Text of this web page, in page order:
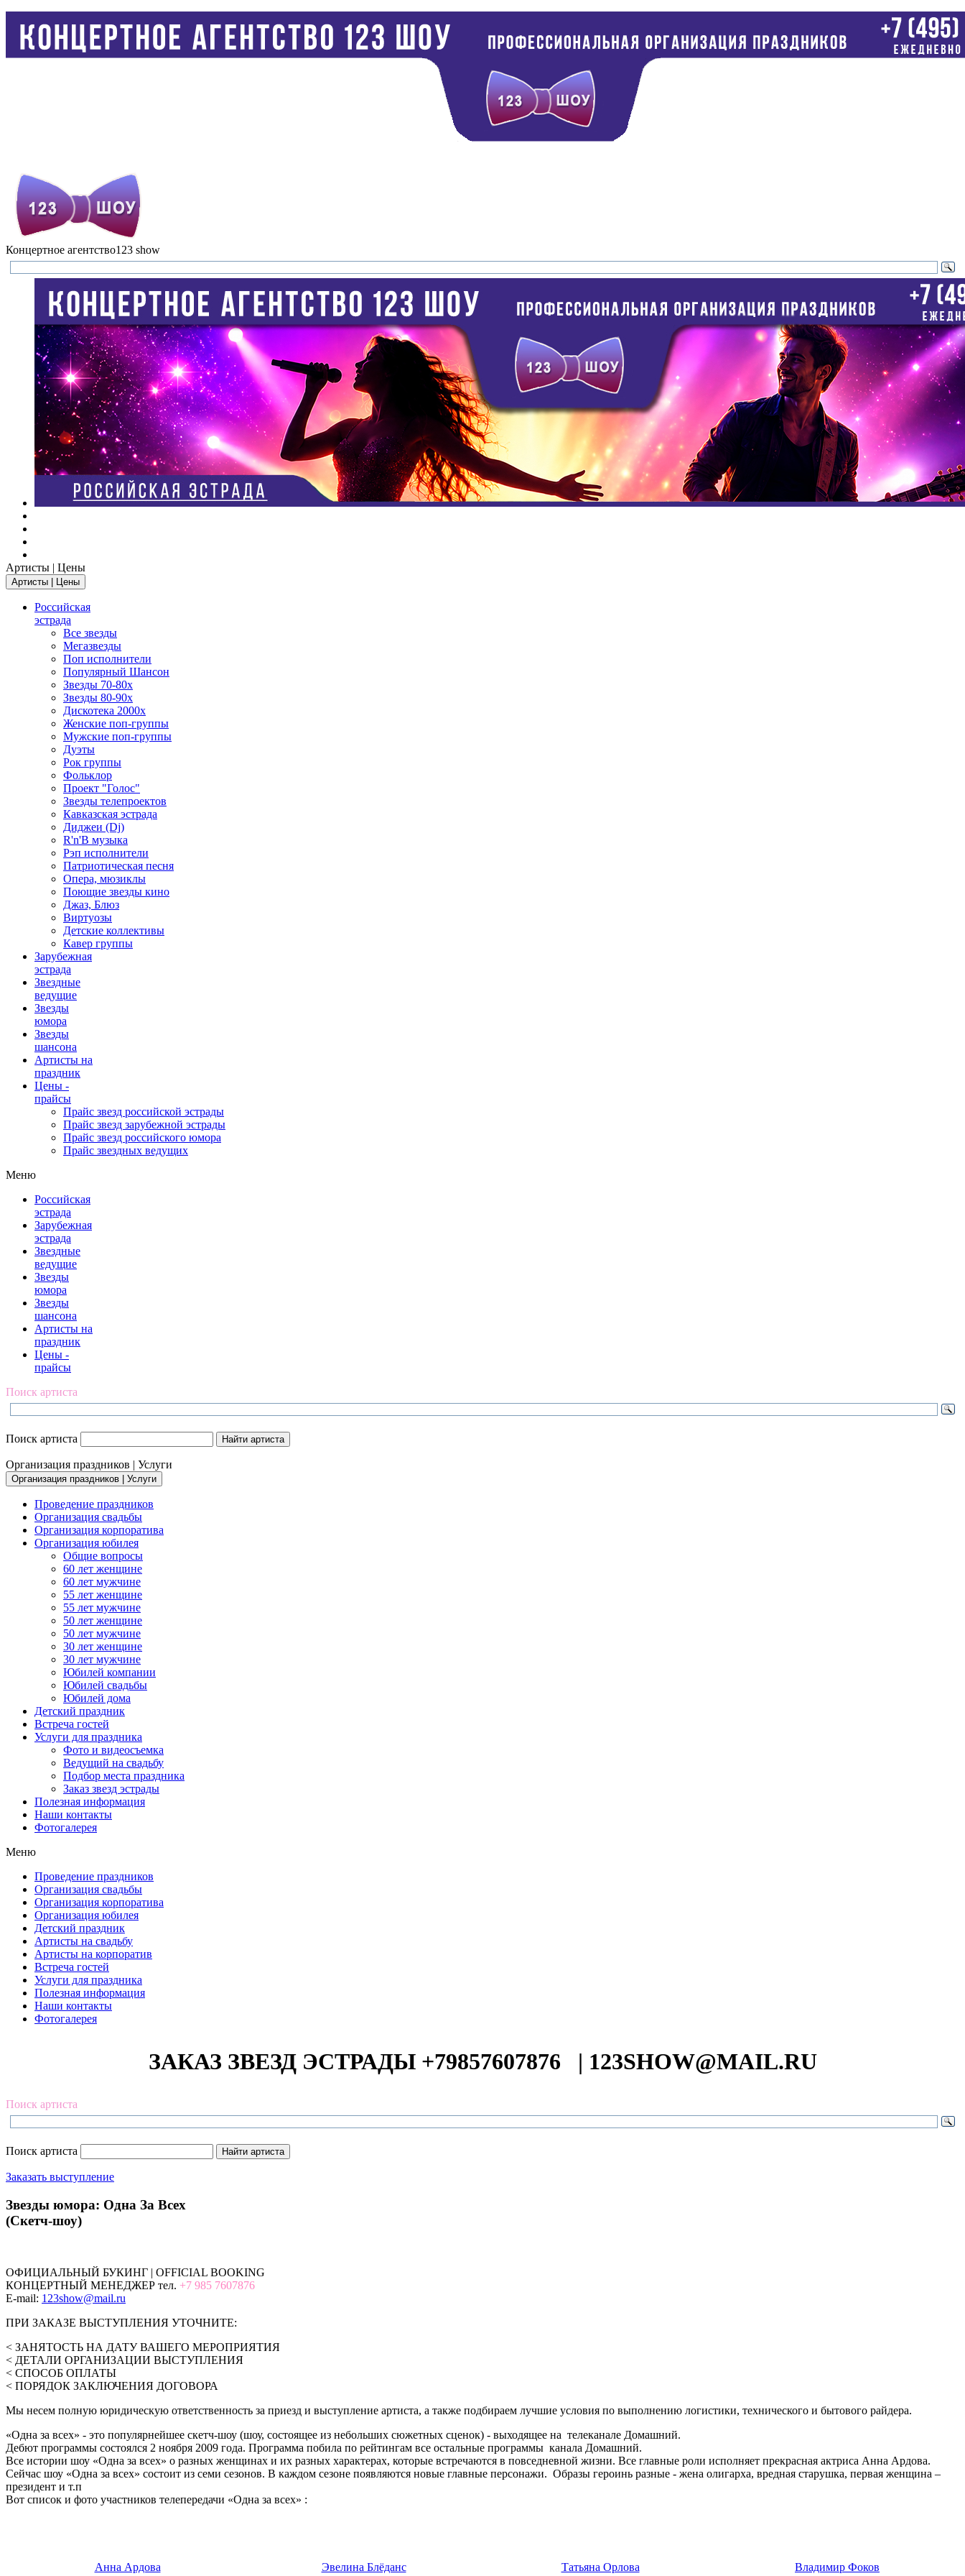
Концертное агентство123 show
Артисты | Цены
Артисты | Цены
Российская
эстрада
Все звезды
Мегазвезды
Поп исполнители
Популярный Шансон
Звезды 70-80х
Звезды 80-90х
Дискотека 2000х
Женские поп-группы
Мужские поп-группы
Дуэты
Рок группы
Фольклор
Проект "Голос"
Звезды телепроектов
Кавказская эстрада
Диджеи (Dj)
R'n'B музыка
Рэп исполнители
Патриотическая песня
Опера, мюзиклы
Поющие звезды кино
Джаз, Блюз
Виртуозы
Детские коллективы
Кавер группы
Зарубежная
эстрада
Звездные
ведущие
Звезды
юмора
Звезды
шансона
Артисты на
праздник
Цены -
прайсы
Прайс звезд российской эстрады
Прайс звезд зарубежной эстрады
Прайс звезд российского юмора
Прайс звездных ведущих
Меню
Российская
эстрада
Зарубежная
эстрада
Звездные
ведущие
Звезды
юмора
Звезды
шансона
Артисты на
праздник
Цены -
прайсы
Поиск артиста
Поиск артиста
Организация праздников | Услуги
Организация праздников | Услуги
Проведение праздников
Организация свадьбы
Организация корпоратива
Организация юбилея
Общие вопросы
60 лет женщине
60 лет мужчине
55 лет женщине
55 лет мужчине
50 лет женщине
50 лет мужчине
30 лет женщине
30 лет мужчине
Юбилей компании
Юбилей свадьбы
Юбилей дома
Детский праздник
Встреча гостей
Услуги для праздника
Фото и видеосъемка
Ведущий на свадьбу
Подбор места праздника
Заказ звезд эстрады
Полезная информация
Наши контакты
Фотогалерея
Меню
Проведение праздников
Организация свадьбы
Организация корпоратива
Организация юбилея
Детский праздник
Артисты на свадьбу
Артисты на корпоратив
Встреча гостей
Услуги для праздника
Полезная информация
Наши контакты
Фотогалерея
ЗАКАЗ ЗВЕЗД ЭСТРАДЫ +79857607876 | 123SHOW@MAIL.RU
Поиск артиста
Поиск артиста
Заказать выступление
Звезды юмора: Одна За Всeх
(Скетч-шоу)
ОФИЦИАЛЬНЫЙ БУКИНГ | OFFICIAL BOOKING
КОНЦЕРТНЫЙ МЕНЕДЖЕР тел. +7 985 7607876
E-mail: 123show@mail.ru
ПРИ ЗАКАЗЕ ВЫСТУПЛЕНИЯ УТОЧНИТЕ:
< ЗАНЯТОСТЬ НА ДАТУ ВАШЕГО МЕРОПРИЯТИЯ
< ДЕТАЛИ ОРГАНИЗАЦИИ ВЫСТУПЛЕНИЯ
< СПОСОБ ОПЛАТЫ
< ПОРЯДОК ЗАКЛЮЧЕНИЯ ДОГОВОРА
Мы несем полную юридическую ответственность за приезд и выступление артиста, а также подбираем лучшие условия по выполнению логистики, технического и бытового райдера.
«Одна за всeх» - это популярнейшее скетч-шоу (шоу, состоящее из небольших сюжетных сценок) - выходящее на телеканале Домашний.
Дебют программы состоялся 2 ноября 2009 года. Программа побила по рейтингам все остальные программы канала Домашний.
Все истории шоу «Одна за всех» о разных женщинах и их разных характерах, которые встречаются в повседневной жизни. Все главные роли исполняет прекрасная актриса Анна Ардова.
Сейчас шоу «Одна за всех» состоит из семи сезонов. В каждом сезоне появляются новые главные персонажи. Образы героинь разные - жена олигарха, вредная старушка, первая женщина –
президент и т.п
Вот список и фото участников телепередачи «Одна за всех» :
Анна Ардова Эвелина Блёданс Татьяна Орлова Владимир Фоков